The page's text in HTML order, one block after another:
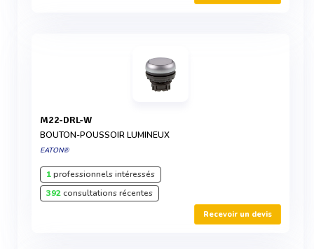
M22-DRL-W
BOUTON-POUSSOIR LUMINEUX
EATON®
1professionnels intéressés
392consultations récentes
Recevoir un devis